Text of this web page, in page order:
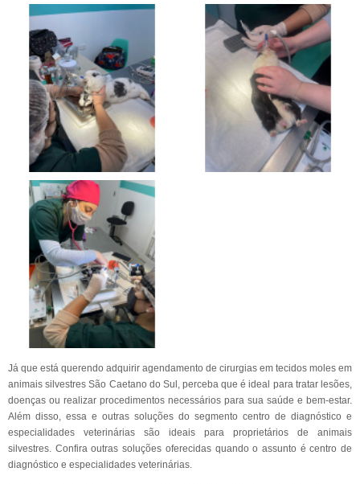
Já que está querendo adquirir agendamento de cirurgias em tecidos moles em
animais silvestres São Caetano do Sul, perceba que é ideal para tratar lesões,
doenças ou realizar procedimentos necessários para sua saúde e bem-estar.
Além disso, essa e outras soluções do segmento centro de diagnóstico e
especialidades veterinárias são ideais para proprietários de animais
silvestres. Confira outras soluções oferecidas quando o assunto é centro de
diagnóstico e especialidades veterinárias.